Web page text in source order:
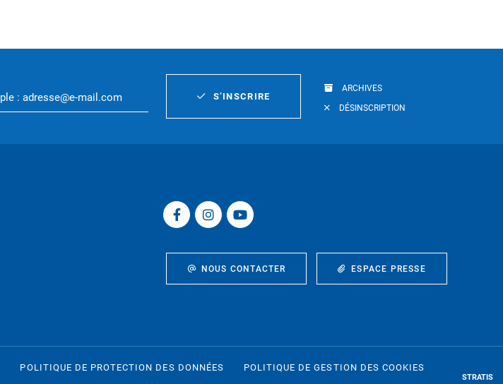
S’INSCRIRE
ARCHIVES
DÉSINSCRIPTION
NOUS CONTACTER ESPACE PRESSE
POLITIQUE DE PROTECTION DES DONNÉES
POLITIQUE DE GESTION DES COOKIES
STRATIS